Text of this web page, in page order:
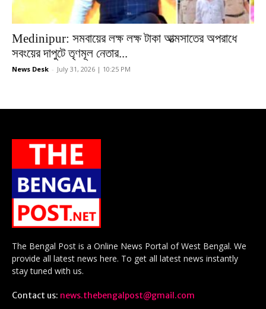
Medinipur: সমবায়ের লক্ষ লক্ষ টাকা আত্মসাতের অপরাধে
সবংয়ের দাপুটে তৃণমূল নেতার...
News Desk - July 31, 2026 | 10:25 PM
The Bengal Post is a Online News Portal of West Bengal. We
provide all latest news here. To get all latest news instantly
stay tuned with us.
Contact us: news.thebengalpost@gmail.com